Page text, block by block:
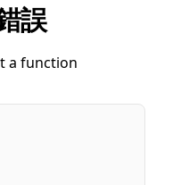
誤
a function